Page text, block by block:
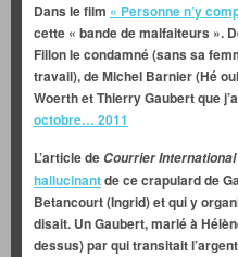
Dans le film « Personne n’y
cette « bande de malfaiteurs ».
Fillon le condamné (sans sa
travail), de Michel Barnier (Hé
Woerth et Thierry Gaubert que
octobre… 2011
L’article de Courrier International
hallucinantde ce crapulard de
Betancourt (Ingrid) et qui y
disait. Un Gaubert, marié à
dessus) par qui transitait